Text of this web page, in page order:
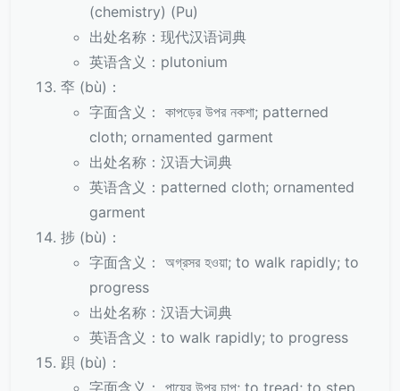
(chemistry) (Pu)
出处名称：现代汉语词典
英语含义：plutonium
䘚 (bù)：
字面含义： কাপড়ের উপর নকশা; patterned
cloth; ornamented garment
出处名称：汉语大词典
英语含义：patterned cloth; ornamented
garment
捗 (bù)：
字面含义： অগ্রসর হওয়া; to walk rapidly; to
progress
出处名称：汉语大词典
英语含义：to walk rapidly; to progress
䟺 (bù)：
字面含义： পায়ের উপর চাপ; to tread; to step